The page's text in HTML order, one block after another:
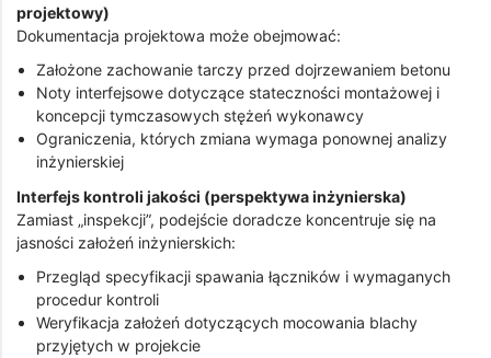
projektowy)
Dokumentacja projektowa może obejmować:
Założone zachowanie tarczy przed dojrzewaniem betonu
Noty interfejsowe dotyczące stateczności montażowej i
koncepcji tymczasowych stężeń wykonawcy
Ograniczenia, których zmiana wymaga ponownej analizy
inżynierskiej
Interfejs kontroli jakości (perspektywa inżynierska)
Zamiast „inspekcji”, podejście doradcze koncentruje się na
jasności założeń inżynierskich:
Przegląd specyfikacji spawania łączników i wymaganych
procedur kontroli
Weryfikacja założeń dotyczących mocowania blachy
przyjętych w projekcie